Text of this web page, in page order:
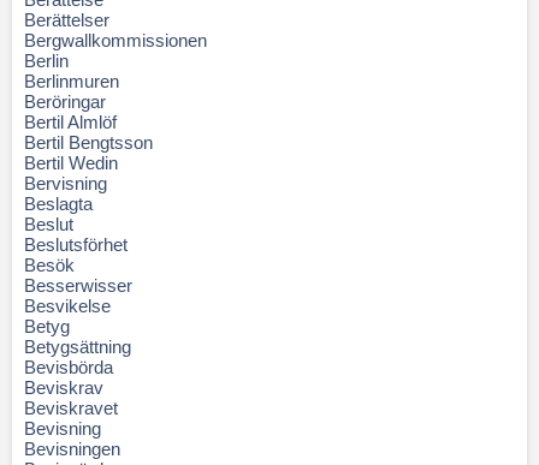
Berättelser
Bergwallkommissionen
Berlin
Berlinmuren
Beröringar
Bertil Almlöf
Bertil Bengtsson
Bertil Wedin
Bervisning
Beslagta
Beslut
Beslutsförhet
Besök
Besserwisser
Besvikelse
Betyg
Betygsättning
Bevisbörda
Beviskrav
Beviskravet
Bevisning
Bevisningen